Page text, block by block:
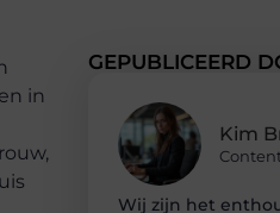
in
GEPUBLICEERD
Kim
Wij zijn het